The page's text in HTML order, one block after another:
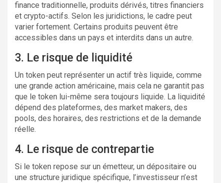
finance traditionnelle, produits dérivés, titres financiers
et crypto-actifs. Selon les juridictions, le cadre peut
varier fortement. Certains produits peuvent être
accessibles dans un pays et interdits dans un autre.
3. Le risque de liquidité
Un token peut représenter un actif très liquide, comme
une grande action américaine, mais cela ne garantit pas
que le token lui-même sera toujours liquide. La liquidité
dépend des plateformes, des market makers, des
pools, des horaires, des restrictions et de la demande
réelle.
4. Le risque de contrepartie
Si le token repose sur un émetteur, un dépositaire ou
une structure juridique spécifique, l’investisseur n’est